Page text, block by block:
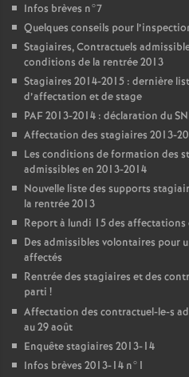
Infos brèves n°7
Quelques conseils pour
Stagiaires, Contractuels
conditions de la rentrée 2013
Stagiaires 2014-2015 : dernière
d’affectation et de stage
PAF2013-2014 : déclaration du
Affectation des stagiaires 2013-
Les conditions de formation des
admissibles en 2013-2014
Nouvelle liste des supports
la rentrée 2013
Report à lundi 15 des affectations
Des admissibles volontaires pour
affectés
Rentrée des stagiaires et des
parti !
Affectation des contractuel-le-s
au 29 août
Enquête stagiaires 2013-14
Infos brèves 2013-14 n°1